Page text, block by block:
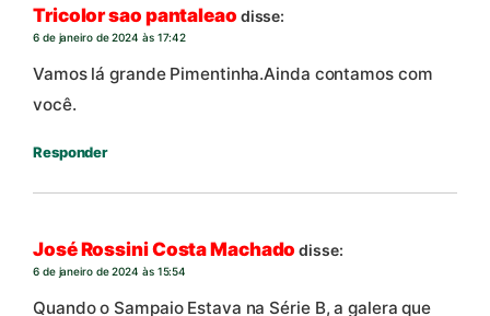
Tricolor sao pantaleao disse:
6 de janeiro de 2024 às 17:42
Vamos lá grande Pimentinha.Ainda contamos com
você.
Responder
José Rossini Costa Machado disse:
6 de janeiro de 2024 às 15:54
Quando o Sampaio Estava na Série B, a galera que